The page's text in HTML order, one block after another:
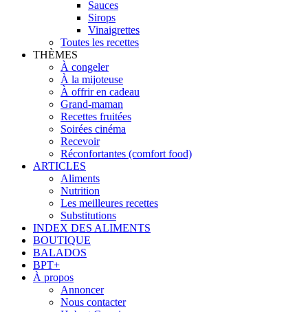
Sauces
Sirops
Vinaigrettes
Toutes les recettes
THÈMES
À congeler
À la mijoteuse
À offrir en cadeau
Grand-maman
Recettes fruitées
Soirées cinéma
Recevoir
Réconfortantes (comfort food)
ARTICLES
Aliments
Nutrition
Les meilleures recettes
Substitutions
INDEX DES ALIMENTS
BOUTIQUE
BALADOS
BPT+
À propos
Annoncer
Nous contacter